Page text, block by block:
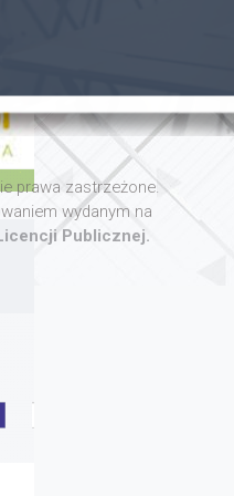
prawa zastrzeżone.
wydanym na
Publicznej.